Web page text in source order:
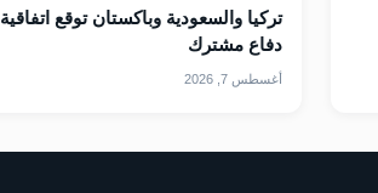
تركيا والسعودية وباكستان توقع اتفاقية
دفاع ⁠مشترك
أغسطس 7, 2026